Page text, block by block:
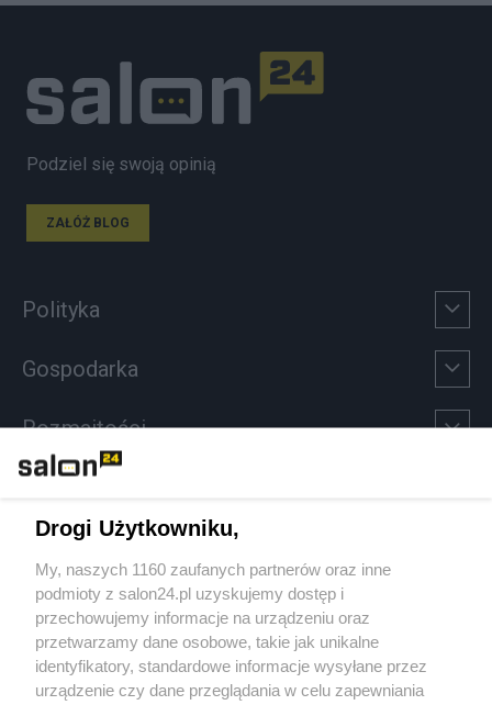
Podziel się swoją opinią
ZAŁÓŻ BLOG
Polityka
Gospodarka
Rozmaitości
Sport
Społeczeństwo
Kultura
Drogi Użytkowniku,
My, naszych 1160 zaufanych partnerów oraz inne
podmioty z salon24.pl uzyskujemy dostęp i
przechowujemy informacje na urządzeniu oraz
przetwarzamy dane osobowe, takie jak unikalne
identyfikatory, standardowe informacje wysyłane przez
urządzenie czy dane przeglądania w celu zapewniania